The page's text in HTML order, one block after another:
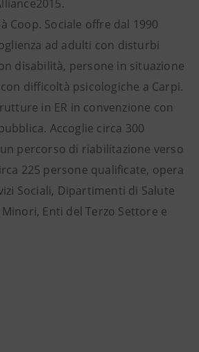
Coop. Sociale offre dal 1990
ad adulti con disturbi
disabilità, persone in situazione
difficoltà psicologiche a Carpi.
in ER in convenzione con
Accoglie circa 300
percorso di riabilitazione verso
225 persone qualificate, opera
Sociali, Dipartimenti di Salute
Enti del Terzo Settore e